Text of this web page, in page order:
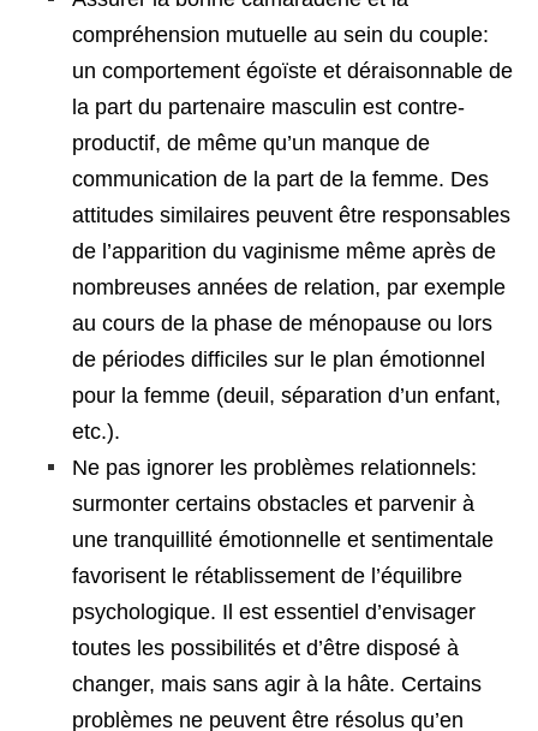
compréhension mutuelle au sein du couple:
un comportement égoïste et déraisonnable de
la part du partenaire masculin est contre-
productif, de même qu’un manque de
communication de la part de la femme. Des
attitudes similaires peuvent être responsables
de l’apparition du vaginisme même après de
nombreuses années de relation, par exemple
au cours de la phase de ménopause ou lors
de périodes difficiles sur le plan émotionnel
pour la femme (deuil, séparation d’un enfant,
etc.).
Ne pas ignorer les problèmes relationnels:
surmonter certains obstacles et parvenir à
une tranquillité émotionnelle et sentimentale
favorisent le rétablissement de l’équilibre
psychologique. Il est essentiel d’envisager
toutes les possibilités et d’être disposé à
changer, mais sans agir à la hâte. Certains
problèmes ne peuvent être résolus qu’en